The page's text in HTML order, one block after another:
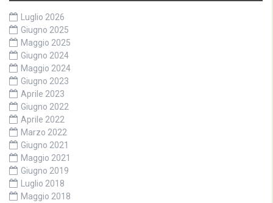
Luglio 2026
Giugno 2025
Maggio 2025
Giugno 2024
Maggio 2024
Giugno 2023
Aprile 2023
Giugno 2022
Aprile 2022
Marzo 2022
Giugno 2021
Maggio 2021
Giugno 2019
Luglio 2018
Maggio 2018